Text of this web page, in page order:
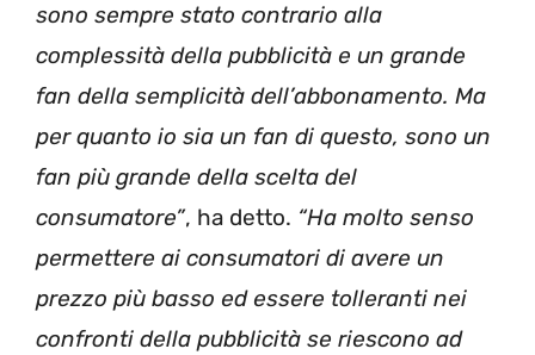
sono sempre stato contrario alla
complessità della pubblicità e un grande
fan della semplicità dell’abbonamento. Ma
per quanto io sia un fan di questo, sono un
fan più grande della scelta del
consumatore”, ha detto. “Ha molto senso
permettere ai consumatori di avere un
prezzo più basso ed essere tolleranti nei
confronti della pubblicità se riescono ad